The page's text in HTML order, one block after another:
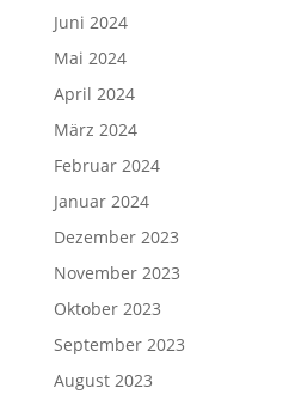
Juni 2024
Mai 2024
April 2024
März 2024
Februar 2024
Januar 2024
Dezember 2023
November 2023
Oktober 2023
September 2023
August 2023